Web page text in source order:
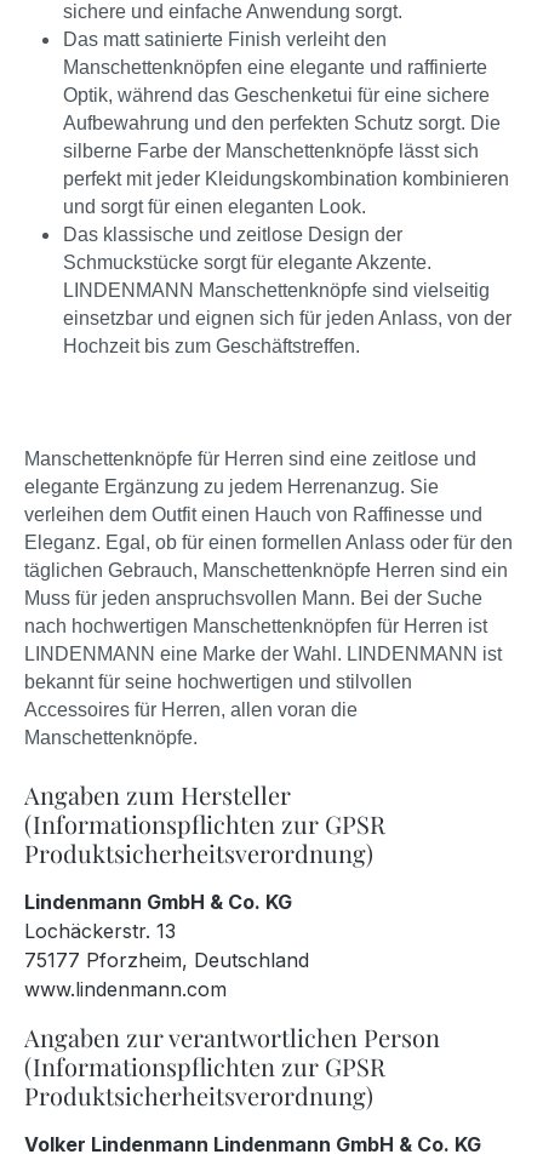
sichere und einfache Anwendung sorgt.
Das matt satinierte Finish verleiht den
Manschettenknöpfen eine elegante und raffinierte
Optik, während das Geschenketui für eine sichere
Aufbewahrung und den perfekten Schutz sorgt. Die
silberne Farbe der Manschettenknöpfe lässt sich
perfekt mit jeder Kleidungskombination kombinieren
und sorgt für einen eleganten Look.
Das klassische und zeitlose Design der
Schmuckstücke sorgt für elegante Akzente.
LINDENMANN Manschettenknöpfe sind vielseitig
einsetzbar und eignen sich für jeden Anlass, von der
Hochzeit bis zum Geschäftstreffen.
Manschettenknöpfe für Herren sind eine zeitlose und
elegante Ergänzung zu jedem Herrenanzug. Sie
verleihen dem Outfit einen Hauch von Raffinesse und
Eleganz. Egal, ob für einen formellen Anlass oder für den
täglichen Gebrauch, Manschettenknöpfe Herren sind ein
Muss für jeden anspruchsvollen Mann. Bei der Suche
nach hochwertigen Manschettenknöpfen für Herren ist
LINDENMANN eine Marke der Wahl. LINDENMANN ist
bekannt für seine hochwertigen und stilvollen
Accessoires für Herren, allen voran die
Manschettenknöpfe.
Angaben zum Hersteller
(Informationspflichten zur GPSR
Produktsicherheitsverordnung)
Lindenmann GmbH & Co. KG
Lochäckerstr. 13
75177 Pforzheim, Deutschland
www.lindenmann.com
Angaben zur verantwortlichen Person
(Informationspflichten zur GPSR
Produktsicherheitsverordnung)
Volker Lindenmann Lindenmann GmbH & Co. KG